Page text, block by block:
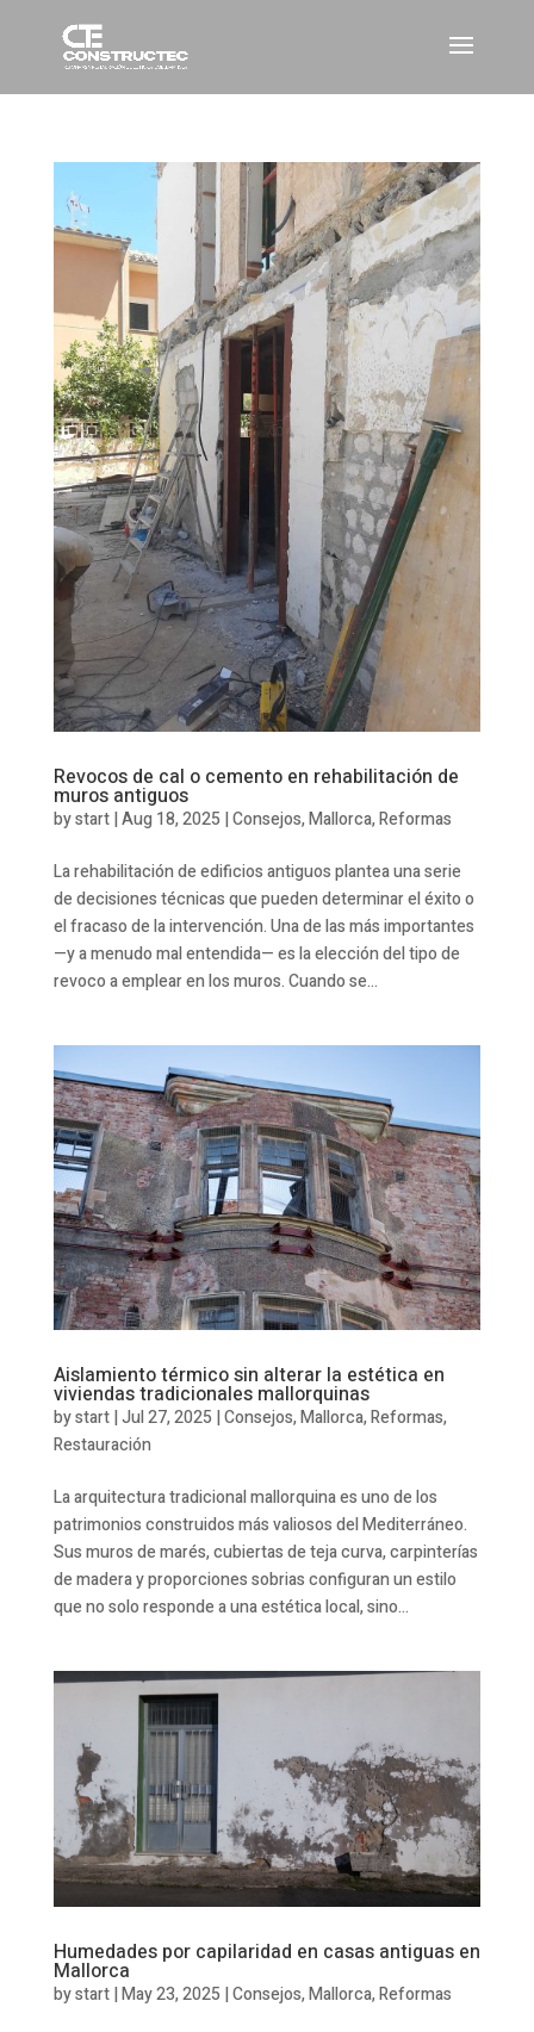
Revocos de cal o cemento en rehabilitación de
muros antiguos
bystart|Aug 18, 2025 |Consejos,Mallorca,Reformas
La rehabilitación de edificios antiguos plantea una serie
de decisiones técnicas que pueden determinar el éxito o
el fracaso de la intervención. Una de las más importantes
—y a menudo mal entendida— es la elección del tipo de
revoco a emplear en los muros. Cuando se...
Aislamiento térmico sin alterar la estética en
viviendas tradicionales mallorquinas
bystart|Jul 27, 2025 |Consejos,Mallorca,Reformas,
Restauración
La arquitectura tradicional mallorquina es uno de los
patrimonios construidos más valiosos del Mediterráneo.
Sus muros de marés, cubiertas de teja curva, carpinterías
de madera y proporciones sobrias configuran un estilo
que no solo responde a una estética local, sino...
Humedades por capilaridad en casas antiguas en
Mallorca
bystart|May 23, 2025 |Consejos,Mallorca,Reformas